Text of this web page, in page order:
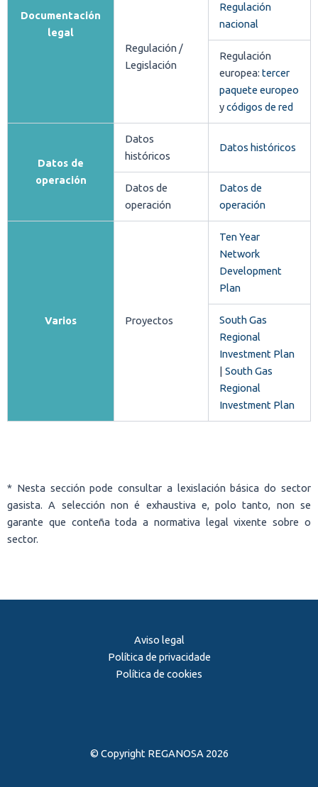
Documentación
legal
Regulación /
Legislación
Regulación
nacional
Regulación
europea: tercer
paquete europeo
ycódigos de red
Datos de
operación
Datos
históricos
Datos históricos
Datos de
operación
Datos de
operación
Varios Proyectos
Ten Year
Network
Development
Plan
South Gas
Regional
Investment Plan
| South Gas
Regional
Investment Plan
* Nesta sección pode consultar a lexislación básica do sector
gasista. A selección non é exhaustiva e, polo tanto, non se
garante que conteña toda a normativa legal vixente sobre o
sector.
Aviso legal
Política de privacidade
Política de cookies
© Copyright REGANOSA 2026